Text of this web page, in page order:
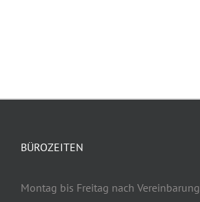
BÜROZEITEN
Montag bis Freitag nach Vereinbarung